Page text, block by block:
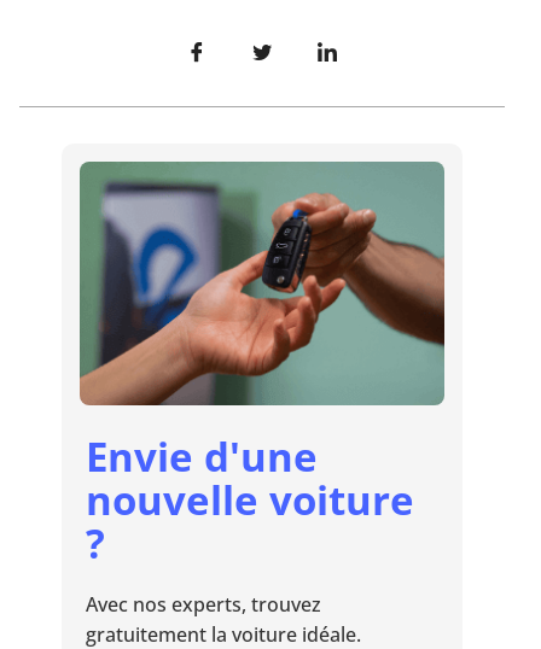
Envie d'une
nouvelle voiture
?
Avec nos experts, trouvez
gratuitement la voiture idéale.